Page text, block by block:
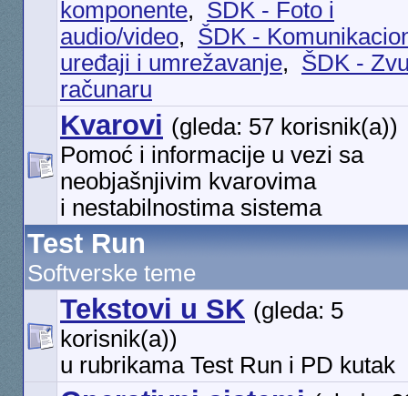
komponente,
ŠDK - Foto i
audio/video,
ŠDK -
uređaji i umrežavanje,
ŠDK -
računaru
Kvarovi (gleda: 57 korisnik(a))
Pomoć i informacije u vezi sa
neobjašnjivim kvarovima
i nestabilnostima sistema
Test Run
Softverske teme
Tekstovi u SK (gleda: 5
korisnik(a))
u rubrikama Test Run i PD kutak